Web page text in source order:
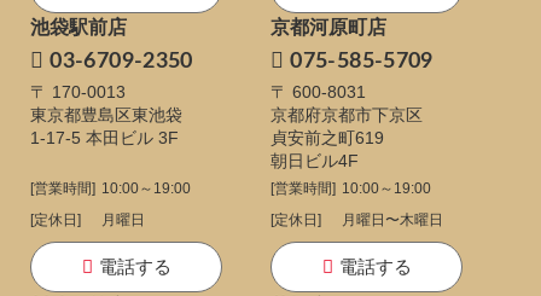
池袋駅前店
03-6709-2350
〒 170-0013
東京都豊島区東池袋
1-17-5 本田ビル 3F
[営業時間] 10:00～19:00
[定休日]
月曜日
電話する
京都河原町店
075-585-5709
〒 600-8031
京都府京都市下京区
貞安前之町619
朝日ビル4F
[営業時間] 10:00～19:00
[定休日]
月曜日〜木曜日
電話する